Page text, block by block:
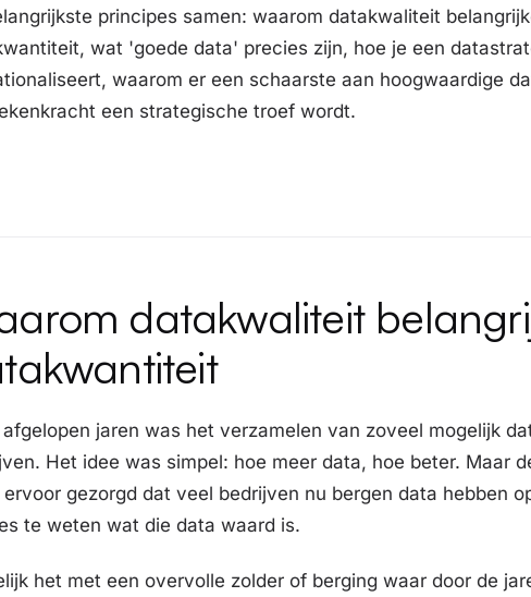
principes samen: waarom datakwaliteit
wat 'goede data' precies zijn, hoe je een
waarom er een schaarste aan hoogwaardige
een strategische troef wordt.
datakwaliteit
afgelopen jaren was het verzamelen van zoveel mogelijk
Het idee was simpel: hoe meer data, hoe beter. Maar
ervoor gezorgd dat veel bedrijven nu bergen data hebben
te weten wat die data waard is.
het met een overvolle zolder of berging waar door de